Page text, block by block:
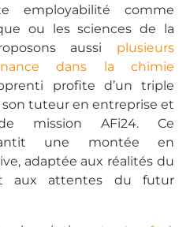
employabilité comme
ou les sciences de la
aussi plusieurs
dans la chimie
profite d’un triple
son tuteur en entreprise et
mission AFi24. Ce
une montée en
adaptée aux réalités du
aux attentes du futur